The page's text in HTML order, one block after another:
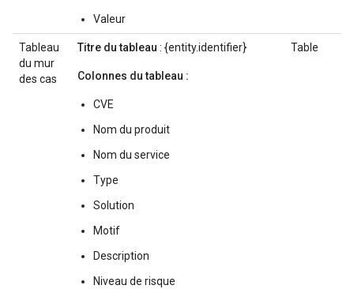
Valeur
Tableau
du mur
des cas
Titre du tableau : {entity.identifier}
Colonnes du tableau :
CVE
Nom du produit
Nom du service
Type
Solution
Motif
Description
Niveau de risque
Table